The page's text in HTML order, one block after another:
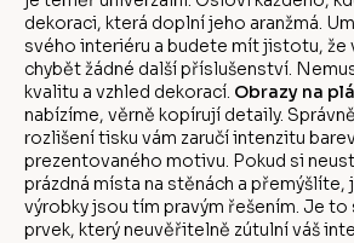
dekoraci, která doplní jeho aranžmá.
svého interiéru a budete mít jistotu, že
chybět žádné další příslušenství.
kvalitu a vzhled dekorací. Obrazy na
nabízíme, věrně kopírují detaily.
rozlišení tisku vám zaručí intenzitu
prezentovaného motivu. Pokud si
prázdná místa na stěnách a
výrobky jsou tím pravým řešením. Je
prvek, který neuvěřitelně zútulní váš